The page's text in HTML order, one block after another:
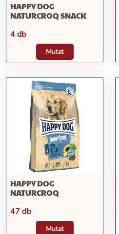
HAPPY DOG
NATURCROQ SNACK
4 db
Mutat
HAPPY DOG
NATURCROQ
47 db
Mutat